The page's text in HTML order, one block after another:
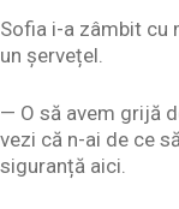
Sofia i-a zâmbit cu
un șervețel.
— O să avem grijă
vezi că n-ai de ce
siguranță aici.